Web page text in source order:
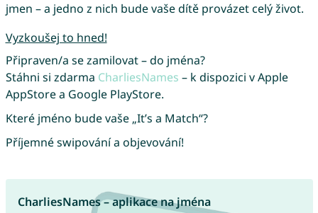
jmen – a jedno z nich bude vaše dítě provázet celý život.
Vyzkoušej to hned!
Připraven/a se zamilovat – do jména?
Stáhni si zdarma CharliesNames – k dispozici v Apple
AppStore a Google PlayStore.
Které jméno bude vaše „It’s a Match“?
Příjemné swipování a objevování!
CharliesNames – aplikace na jména